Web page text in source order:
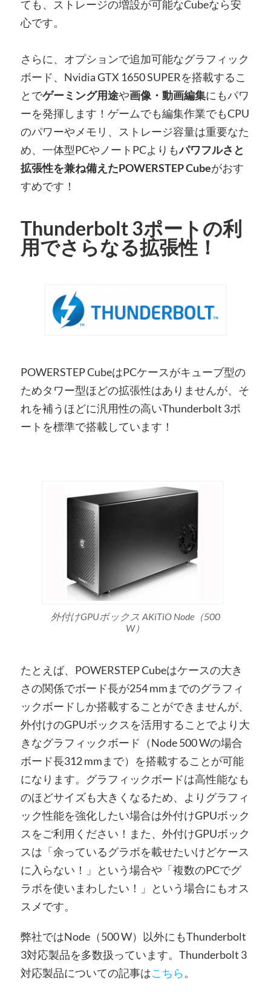
ても、ストレージの増設が可能なCubeなら安
心です。
さらに、オプションで追加可能なグラフィック
ボード、Nvidia GTX 1650 SUPERを搭載するこ
とでゲーミング用途や画像・動画編集にもパワ
ーを発揮します！ゲームでも編集作業でもCPU
のパワーやメモリ、ストレージ容量は重要なた
め、一体型PCやノートPCよりもパワフルさと
拡張性を兼ね備えたPOWERSTEP Cubeがおす
すめです！
Thunderbolt 3ポートの利
用でさらなる拡張性！
POWERSTEP CubeはPCケースがキューブ型の
ためタワー型ほどの拡張性はありませんが、そ
れを補うほどに汎用性の高いThunderbolt 3ポ
ートを標準で搭載しています！
外付けGPUボックス AKiTiO Node（500
W）
たとえば、POWERSTEP Cubeはケースの大き
さの関係でボード長が254 mmまでのグラフィ
ックボードしか搭載することができませんが、
外付けのGPUボックスを活用することでより大
きなグラフィックボード（Node 500 Wの場合
ボード長312 mmまで）を搭載することが可能
になります。グラフィックボードは高性能なも
のほどサイズも大きくなるため、よりグラフィ
ック性能を強化したい場合は外付けGPUボック
スをご利用ください！また、外付けGPUボック
スは「余っているグラボを載せたいけどケース
に入らない！」という場合や「複数のPCでグ
ラボを使いまわしたい！」という場合にもオス
スメです。
弊社ではNode（500 W）以外にもThunderbolt
3対応製品を多数扱っています。Thunderbolt 3
対応製品についての記事はこちら。